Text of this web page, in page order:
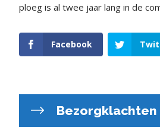
ploeg is al twee jaar lang in de
Facebook
Bezorgklachten